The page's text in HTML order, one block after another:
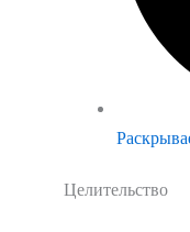
Целительство